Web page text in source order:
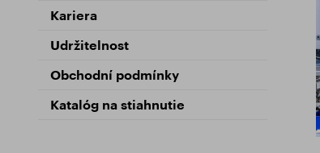
Pre závitníky
Kariera
Udržitelnost
Obchodní podmínky
Katalóg na stiahnutie